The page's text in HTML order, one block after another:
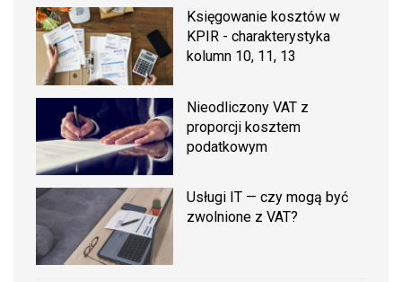
Księgowanie kosztów w
KPIR - charakterystyka
kolumn 10, 11, 13
Nieodliczony VAT z
proporcji kosztem
podatkowym
Usługi IT — czy mogą być
zwolnione z VAT?